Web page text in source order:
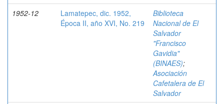
1952-12
Lamatepec, dic. 1952,
Época II, año XVI, No. 219
Biblioteca
Nacional de El
Salvador
"Francisco
Gavidia"
(BINAES);
Asociación
Cafetalera de El
Salvador